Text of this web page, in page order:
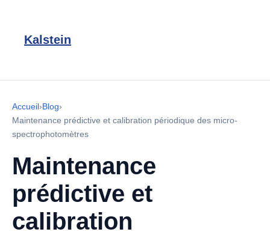
Kalstein
Accueil›Blog›
Maintenance prédictive et calibration périodique des micro-
spectrophotomètres
Maintenance
prédictive et
calibration